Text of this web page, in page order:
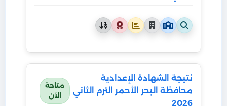
نتيجة الشهادة الإعدادية
محافظة البحر الأحمر الترم الثاني
2026
متاحة
الآن